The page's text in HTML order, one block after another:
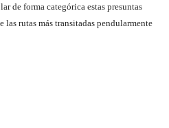
de forma categórica estas presuntas
las rutas más transitadas pendularmente